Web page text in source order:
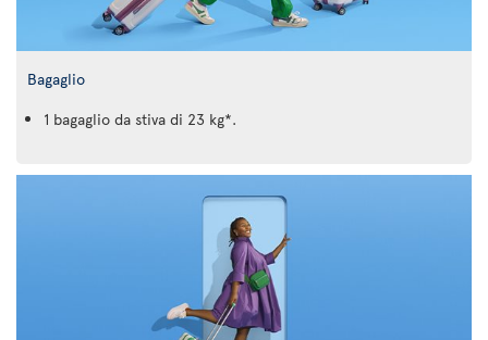
Bagaglio
1 bagaglio da stiva di 23 kg*.